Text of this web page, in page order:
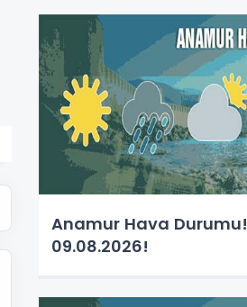
Anamur Hava Durumu!
09.08.2026!